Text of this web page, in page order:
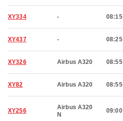
XY334 - 08:15
XY437 - 08:25
XY326 Airbus A320 08:55
XY82 Airbus A320 08:55
XY256
Airbus A320
N
09:00